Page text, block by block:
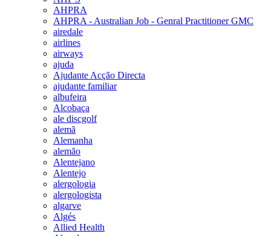
AHPRA
AHPRA - Australian Job - Genral Practitioner GMC
airedale
airlines
airways
ajuda
Ajudante Acção Directa
ajudante familiar
albufeira
Alcobaça
ale discgolf
alemã
Alemanha
alemão
Alentejano
Alentejo
alergologia
alergologista
algarve
Algés
Allied Health